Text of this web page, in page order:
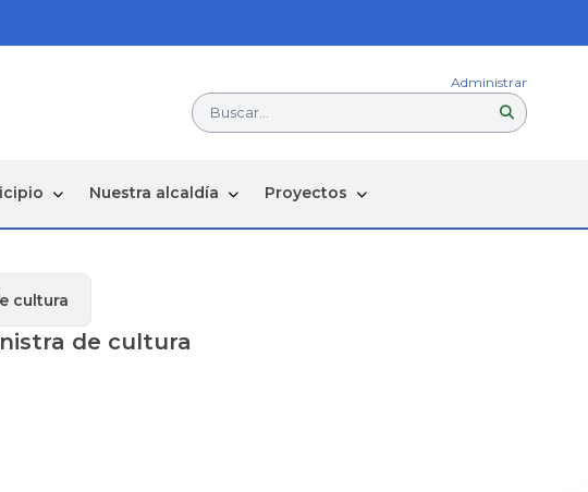
Administrar
Buscar...
Nuestra alcaldía Proyectos
cultura
de cultura